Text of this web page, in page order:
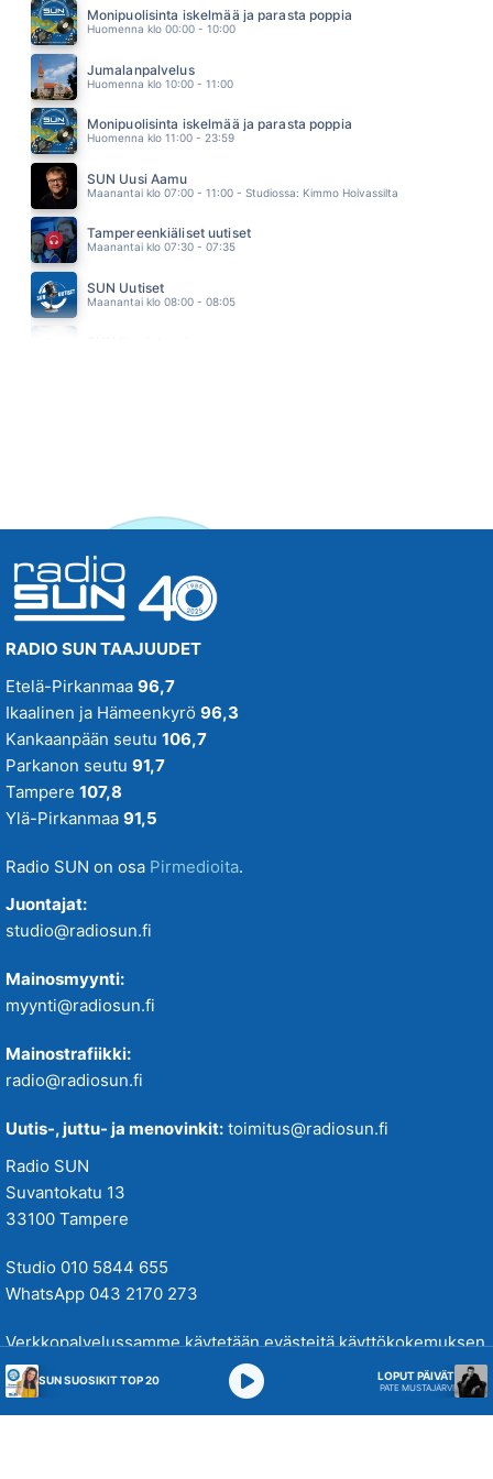
ELONKERJUU
10.18
YÖLINTU
10.10
Monipuolisinta iskelmää ja parasta poppia
Huomenna klo 00:00 - 10:00
Jumalanpalvelus
Huomenna klo 10:00 - 11:00
Monipuolisinta iskelmää ja parasta poppia
Huomenna klo 11:00 - 23:59
SUN Uusi Aamu
Maanantai klo 07:00 - 11:00 - Studiossa: Kimmo Hoivassilta
Tampereenkiäliset uutiset
Maanantai klo 07:30 - 07:35
SUN Uutiset
Maanantai klo 08:00 - 08:05
RADIO SUN TAAJUUDET
Etelä-Pirkanmaa 96,7
Ikaalinen ja Hämeenkyrö 96,3
Kankaanpään seutu 106,7
Parkanon seutu 91,7
Tampere 107,8
Ylä-Pirkanmaa 91,5
Radio SUN on osa Pirmedioita.
Juontajat:
studio@radiosun.fi
Mainosmyynti:
myynti@radiosun.fi
Mainostrafiikki:
radio@radiosun.fi
Uutis-, juttu- ja menovinkit: toimitus@radiosun.fi
Radio SUN
Suvantokatu 13
33100 Tampere
Studio 010 5844 655
WhatsApp 043 2170 273
Verkkopalvelussamme käytetään evästeitä käyttökokemuksen
parantamiseksi. Tutustu tietosuojakäytäntöihimmetäällä.
SUN SUOSIKIT TOP 20 LOPUT PÄIVÄT
PATE MUSTAJÄRVI